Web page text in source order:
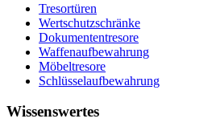
Tresortüren
Wertschutzschränke
Dokumententresore
Waffenaufbewahrung
Möbeltresore
Schlüsselaufbewahrung
Wissenswertes